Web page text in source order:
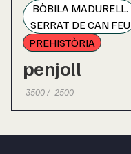
BÒBILA MADURELL.
SERRAT DE CAN FEU
PREHISTÒRIA
penjoll
-3500 / -2500